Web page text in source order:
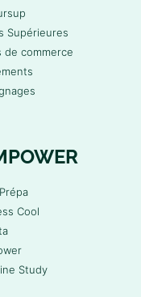
Supérieures
de commerce
Cool
Study